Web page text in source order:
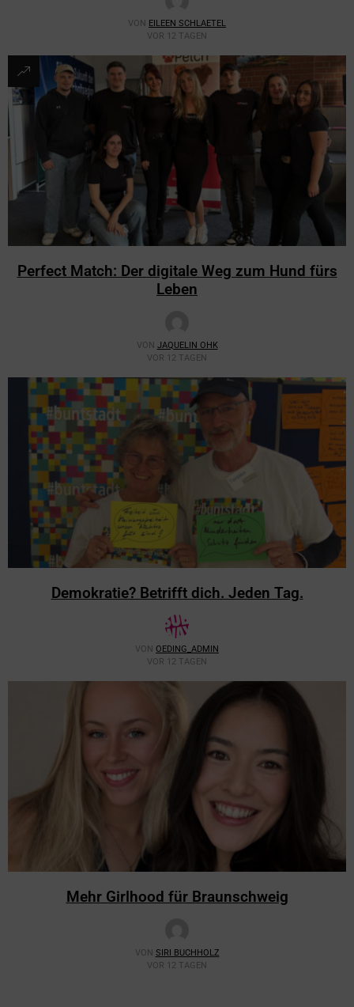
VON EILEEN SCHLAETEL
VOR 12 TAGEN
Perfect Match: Der digitale Weg zum Hund fürs
Leben
VON JAQUELIN OHK
VOR 12 TAGEN
Demokratie? Betrifft dich. Jeden Tag.
VON OEDING_ADMIN
VOR 12 TAGEN
Mehr Girlhood für Braunschweig
VON SIRI BUCHHOLZ
VOR 12 TAGEN